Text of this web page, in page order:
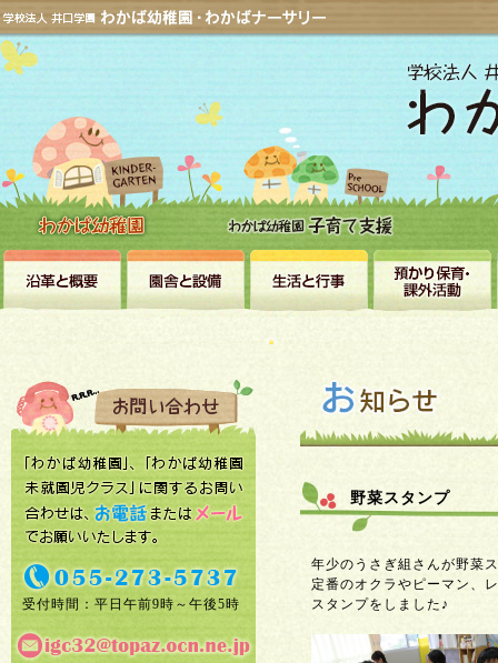
受付時間：平日午前9時～午後5時
野菜スタンプ
年少のうさぎ組さんが野菜
定番のオクラやピーマン、
スタンプをしました♪